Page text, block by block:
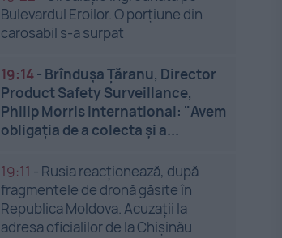
Bulevardul Eroilor. O porțiune din
carosabil s-a surpat
19:14- Brîndușa Țăranu, Director
Product Safety Surveillance,
Philip Morris International: "Avem
obligația de a colecta și a...
19:11 - Rusia reacționează, după
fragmentele de dronă găsite în
Republica Moldova. Acuzații la
adresa oficialilor de la Chișinău